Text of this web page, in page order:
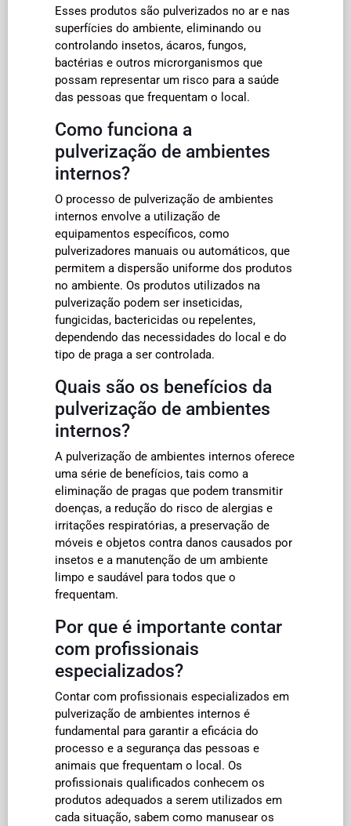
Esses produtos são pulverizados no ar e nas
superfícies do ambiente, eliminando ou
controlando insetos, ácaros, fungos,
bactérias e outros microrganismos que
possam representar um risco para a saúde
das pessoas que frequentam o local.
Como funciona a
pulverização de ambientes
internos?
O processo de pulverização de ambientes
internos envolve a utilização de
equipamentos específicos, como
pulverizadores manuais ou automáticos, que
permitem a dispersão uniforme dos produtos
no ambiente. Os produtos utilizados na
pulverização podem ser inseticidas,
fungicidas, bactericidas ou repelentes,
dependendo das necessidades do local e do
tipo de praga a ser controlada.
Quais são os benefícios da
pulverização de ambientes
internos?
A pulverização de ambientes internos oferece
uma série de benefícios, tais como a
eliminação de pragas que podem transmitir
doenças, a redução do risco de alergias e
irritações respiratórias, a preservação de
móveis e objetos contra danos causados por
insetos e a manutenção de um ambiente
limpo e saudável para todos que o
frequentam.
Por que é importante contar
com profissionais
especializados?
Contar com profissionais especializados em
pulverização de ambientes internos é
fundamental para garantir a eficácia do
processo e a segurança das pessoas e
animais que frequentam o local. Os
profissionais qualificados conhecem os
produtos adequados a serem utilizados em
cada situação, sabem como manusear os